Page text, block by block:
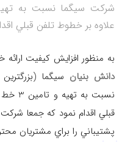
علاوه بر خطوط تلفن قبلي
به منظور افزايش كيفيت
دانش بنیان سيگما (بزرگترین
نسبت
پشتيباني را براي مشتريان